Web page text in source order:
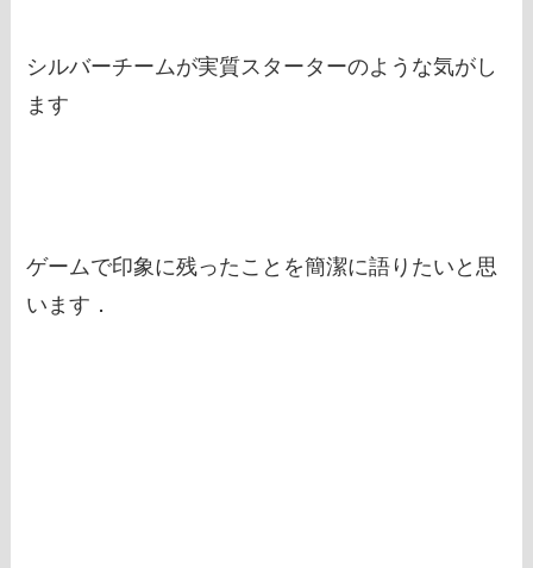
シルバーチームが実質スターターのような気がし
ます
ゲームで印象に残ったことを簡潔に語りたいと思
います．